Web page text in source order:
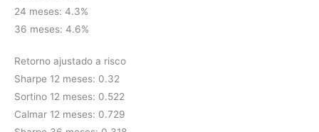
24 meses: 4.3%
36 meses: 4.6%
Retorno ajustado a risco
Sharpe 12 meses: 0.32
Sortino 12 meses: 0.522
Calmar 12 meses: 0.729